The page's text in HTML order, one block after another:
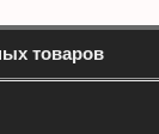
товаров